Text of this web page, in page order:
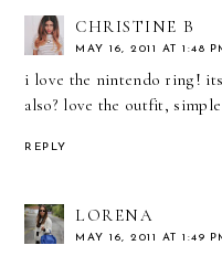
CHRISTINE B
MAY 16, 2011 AT 1:48
i love the nintendo ring!
also? love the outfit,
REPLY
LORENA
MAY 16, 2011 AT 1:49